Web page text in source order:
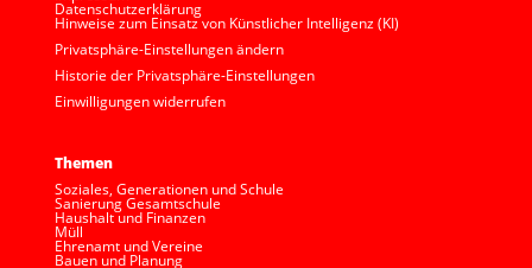
Datenschutzerklärung
Hinweise zum Einsatz von Künstlicher Intelligenz (KI)
Privatsphäre-Einstellungen ändern
Historie der Privatsphäre-Einstellungen
Einwilligungen widerrufen
Themen
Soziales, Generationen und Schule
Sanierung Gesamtschule
Haushalt und Finanzen
Müll
Ehrenamt und Vereine
Bauen und Planung